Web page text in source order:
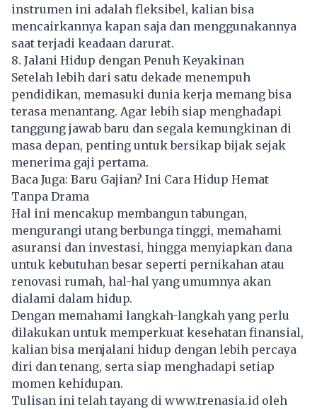
instrumen ini adalah fleksibel, kalian bisa
mencairkannya kapan saja dan menggunakannya
saat terjadi keadaan darurat.
8. Jalani Hidup dengan Penuh Keyakinan
Setelah lebih dari satu dekade menempuh
pendidikan, memasuki dunia kerja memang bisa
terasa menantang. Agar lebih siap menghadapi
tanggung jawab baru dan segala kemungkinan di
masa depan, penting untuk bersikap bijak sejak
menerima gaji pertama.
Baca Juga: Baru Gajian? Ini Cara Hidup Hemat
Tanpa Drama
Hal ini mencakup membangun tabungan,
mengurangi utang berbunga tinggi, memahami
asuransi dan investasi, hingga menyiapkan dana
untuk kebutuhan besar seperti pernikahan atau
renovasi rumah, hal-hal yang umumnya akan
dialami dalam hidup.
Dengan memahami langkah-langkah yang perlu
dilakukan untuk memperkuat kesehatan finansial,
kalian bisa menjalani hidup dengan lebih percaya
diri dan tenang, serta siap menghadapi setiap
momen kehidupan.
Tulisan ini telah tayang di www.trenasia.id oleh